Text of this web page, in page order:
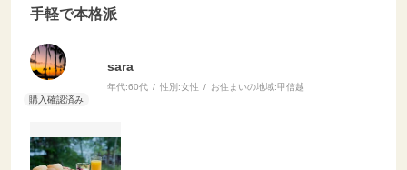
手軽で本格派
sara
年代:60代 性別:女性 お住まいの地域:甲信越